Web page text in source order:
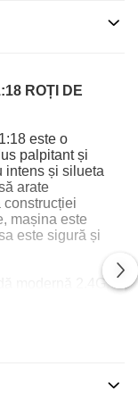
ROȚI DE
este o
palpitant și
intens și silueta
arate
construcției
mașina este
este sigură și
modernă 2.4G,
înapoi, să
cât și pe
cauciuc, care
Mașina